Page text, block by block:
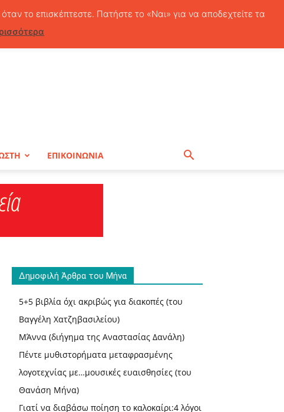
Σάββατο, 8 Αυγούστου, 2026
ΕΠΙΚΟΙΝΩΝΙΑ
Δημοφιλή Άρθρα του Μήνα
5+5 βιβλία όχι ακριβώς για διακοπές (του
Βαγγέλη Χατζηβασιλείου)
ΜΆννα (διήγημα της Αναστασίας Δανάλη)
Πέντε μυθιστορήματα μεταφρασμένης
λογοτεχνίας με…μουσικές ευαισθησίες (του
Θανάση Μήνα)
Γιατί να διαβάσω ποίηση το καλοκαίρι:4 λόγοι
το επισκέπτεστε. Πατήστε το «Ναι» για να αποδεχτείτε τα